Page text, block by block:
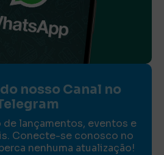
nosso Canal no
de lançamentos, eventos e
Conecte-se conosco no
nenhuma atualização!